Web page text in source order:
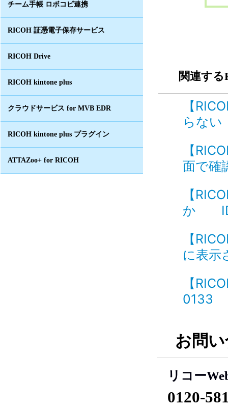
チーム手帳 ロボコピ連携
RICOH 証憑電子保存サービス
RICOH Drive
RICOH kintone plus
クラウドサービス for MVB EDR
RICOH kintone plus プラグイン
ATTAZoo+ for RICOH
関連する
【
らな
【
面で
【
か
【
に表
【
0133
お問
リコー
0120-